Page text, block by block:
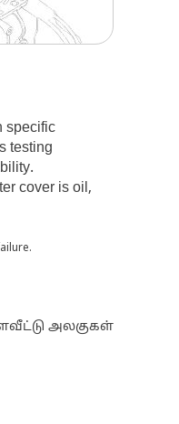
specific
testing
cover is oil,
அலகுகள்